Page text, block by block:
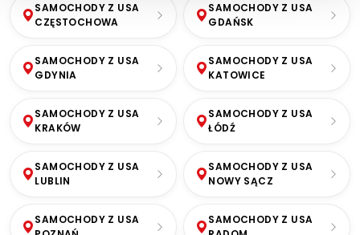
SAMOCHODY Z USA
CZĘSTOCHOWA
SAMOCHODY Z USA
GDAŃSK
SAMOCHODY Z USA
GDYNIA
SAMOCHODY Z USA
KATOWICE
SAMOCHODY Z USA
KRAKÓW
SAMOCHODY Z USA
ŁÓDŹ
SAMOCHODY Z USA
LUBLIN
SAMOCHODY Z USA
NOWY SĄCZ
SAMOCHODY Z USA
SAMOCHODY Z USA